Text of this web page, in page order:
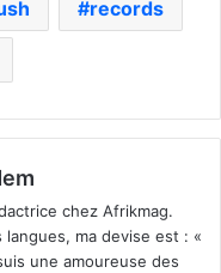
records
chez Afrikmag.
ma devise est : «
une amoureuse des